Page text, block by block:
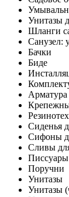
Унитазы
Шланги
Санузел:
Бачки
Биде
Арматура
Сиденья
Сифоны
Сливы
Писсуары
Поручни
Унитазы
Унитазы